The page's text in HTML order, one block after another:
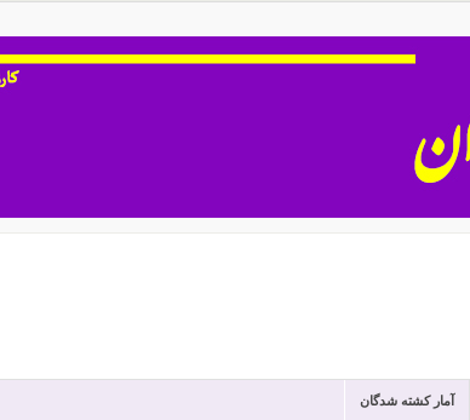
آمار کشته شدگان